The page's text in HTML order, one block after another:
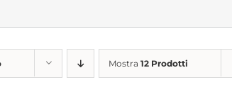
Mostra 12 Prodotti